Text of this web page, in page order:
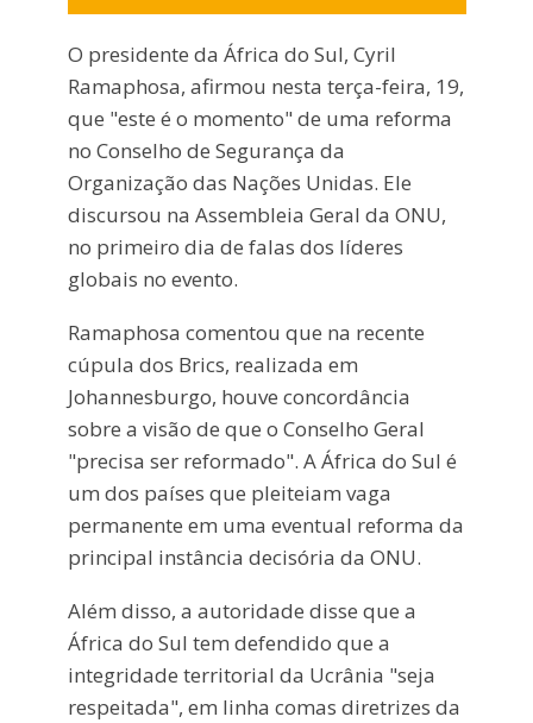
O presidente da África do Sul, Cyril
Ramaphosa, afirmou nesta terça-feira, 19,
que "este é o momento" de uma reforma
no Conselho de Segurança da
Organização das Nações Unidas. Ele
discursou na Assembleia Geral da ONU,
no primeiro dia de falas dos líderes
globais no evento.
Ramaphosa comentou que na recente
cúpula dos Brics, realizada em
Johannesburgo, houve concordância
sobre a visão de que o Conselho Geral
"precisa ser reformado". A África do Sul é
um dos países que pleiteiam vaga
permanente em uma eventual reforma da
principal instância decisória da ONU.
Além disso, a autoridade disse que a
África do Sul tem defendido que a
integridade territorial da Ucrânia "seja
respeitada", em linha comas diretrizes da